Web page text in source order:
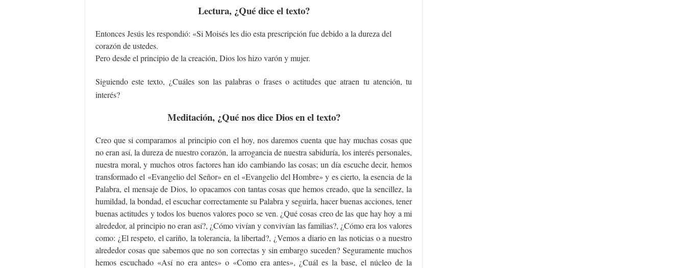
Lectura, ¿Qué dice el texto?
Entonces Jesús les respondió: «Si Moisés les dio esta prescripción fue debido a la dureza del
corazón de ustedes.
Pero desde el principio de la creación, Dios los hizo varón y mujer.
Siguiendo este texto, ¿Cuáles son las palabras o frases o actitudes que atraen tu atención, tu
interés?
Meditación, ¿Qué nos dice Dios en el texto?
Creo que si comparamos al principio con el hoy, nos daremos cuenta que hay muchas cosas que
no eran así, la dureza de nuestro corazón, la arrogancia de nuestra sabiduría, los interés personales,
nuestra moral, y muchos otros factores han ido cambiando las cosas; un día escuche decir, hemos
transformado el «Evangelio del Señor» en el «Evangelio del Hombre» y es cierto, la esencia de la
Palabra, el mensaje de Dios, lo opacamos con tantas cosas que hemos creado, que la sencillez, la
humildad, la bondad, el escuchar correctamente su Palabra y seguirla, hacer buenas acciones, tener
buenas actitudes y todos los buenos valores poco se ven. ¿Qué cosas creo de las que hay hoy a mi
alrededor, al principio no eran así?, ¿Cómo vivían y convivían las familias?, ¿Cómo era los valores
como: ¿El respeto, el cariño, la tolerancia, la libertad?, ¿Vemos a diario en las noticias o a nuestro
alrededor cosas que sabemos que no son correctas y sin embargo suceden? Seguramente muchos
hemos escuchado «Así no era antes» o «Como era antes», ¿Cuál es la base, el núcleo de la